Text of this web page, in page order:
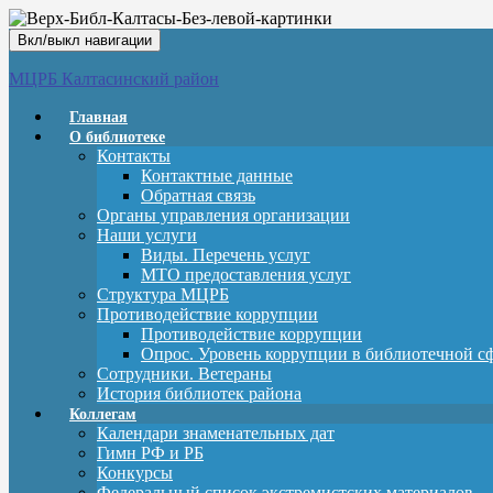
Вкл/выкл навигации
МЦРБ Калтасинский район
Главная
О библиотеке
Контакты
Контактные данные
Обратная связь
Органы управления организации
Наши услуги
Виды. Перечень услуг
МТО предоставления услуг
Структура МЦРБ
Противодействие коррупции
Противодействие коррупции
Опрос. Уровень коррупции в библиотечной
Сотрудники. Ветераны
История библиотек района
Коллегам
Календари знаменательных дат
Гимн РФ и РБ
Конкурсы